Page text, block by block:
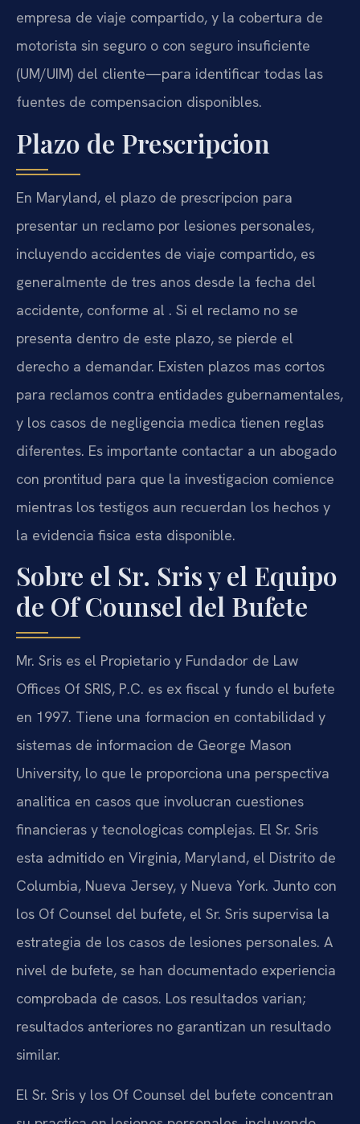
empresa de viaje compartido, y la cobertura de
motorista sin seguro o con seguro insuficiente
(UM/UIM) del cliente—para identificar todas las
fuentes de compensacion disponibles.
Plazo de Prescripcion
En Maryland, el plazo de prescripcion para
presentar un reclamo por lesiones personales,
incluyendo accidentes de viaje compartido, es
generalmente de tres anos desde la fecha del
accidente, conforme al . Si el reclamo no se
presenta dentro de este plazo, se pierde el
derecho a demandar. Existen plazos mas cortos
para reclamos contra entidades gubernamentales,
y los casos de negligencia medica tienen reglas
diferentes. Es importante contactar a un abogado
con prontitud para que la investigacion comience
mientras los testigos aun recuerdan los hechos y
la evidencia fisica esta disponible.
Sobre el Sr. Sris y el Equipo
de Of Counsel del Bufete
Mr. Sris es el Propietario y Fundador de Law
Offices Of SRIS, P.C. es ex fiscal y fundo el bufete
en 1997. Tiene una formacion en contabilidad y
sistemas de informacion de George Mason
University, lo que le proporciona una perspectiva
analitica en casos que involucran cuestiones
financieras y tecnologicas complejas. El Sr. Sris
esta admitido en Virginia, Maryland, el Distrito de
Columbia, Nueva Jersey, y Nueva York. Junto con
los Of Counsel del bufete, el Sr. Sris supervisa la
estrategia de los casos de lesiones personales. A
nivel de bufete, se han documentado experiencia
comprobada de casos. Los resultados varian;
resultados anteriores no garantizan un resultado
similar.
El Sr. Sris y los Of Counsel del bufete concentran